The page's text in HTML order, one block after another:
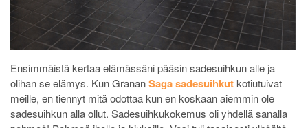
Ensimmäistä kertaa elämässäni pääsin sadesuihkun alle ja
olihan se elämys. Kun GrananSaga sadesuihkutkotiutuivat
meille, en tiennyt mitä odottaa kun en koskaan aiemmin ole
sadesuihkun alla ollut. Sadesuihkukokemus oli yhdellä sanalla